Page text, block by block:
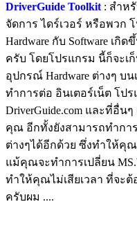
DriverGuide Toolkit: สำหรั
จัดการ ไดร์เวอร์ หรือพวก
Hardware กับ Software เ
ครับ โดยโปรแกรม นี้ก็จะเ
อุปกรณ์ Hardware ต่างๆ
ทำการต่อ อินเตอร์เน็ต โป
DriverGuide.com และที่อื่น
คุณ อีกทั้งยังสามารถทำกา
ต่างๆได้อีกด้วย ซึ่งทำให้คุ
แม้คุณจะทำการเปลี่ยน
ทำให้คุณไม่เสียเวลา ที่จะต้
ครับผม ....